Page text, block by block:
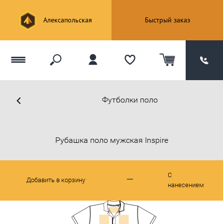
Алексапольская Быстрый заказ
Футболки поло
С
нанесением
Рубашка поло мужская Inspire
Добавить в корзину